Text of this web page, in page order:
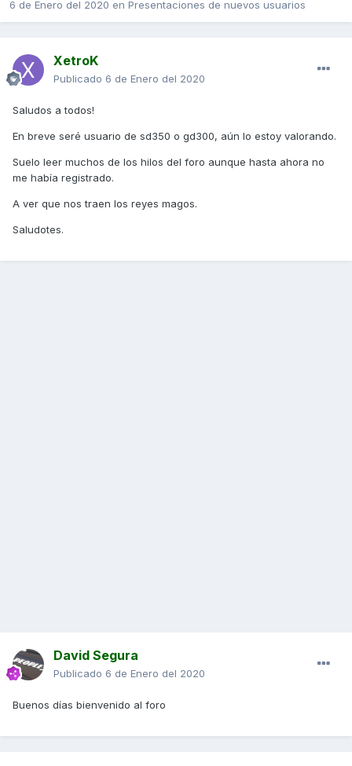
6 de Enero del 2020 en Presentaciones de nuevos usuarios
XetroK
Publicado 6 de Enero del 2020
Saludos a todos!
En breve seré usuario de sd350 o gd300, aún lo estoy valorando.
Suelo leer muchos de los hilos del foro aunque hasta ahora no
me había registrado.
A ver que nos traen los reyes magos.
Saludotes.
David Segura
Publicado 6 de Enero del 2020
Buenos días bienvenido al foro